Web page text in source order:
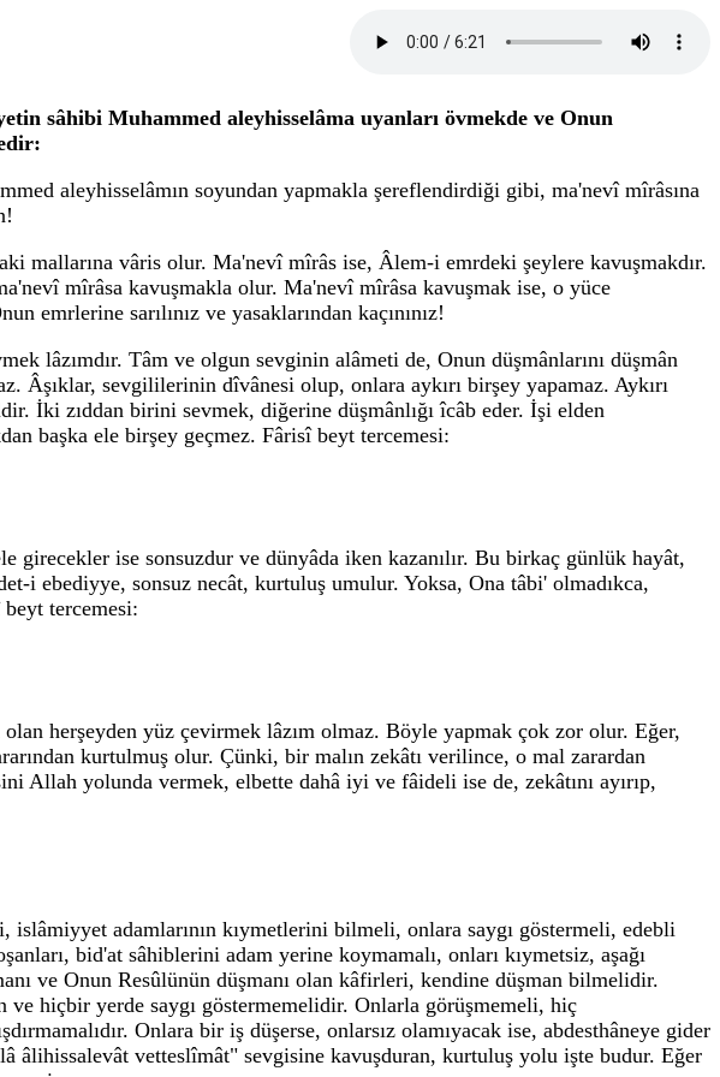
sâhibi Muhammed aleyhisselâma uyanları övmekde ve Onun
aleyhisselâmın soyundan yapmakla şereflendirdiği gibi, ma'nevî mîrâsına
mallarına vâris olur. Ma'nevî mîrâs ise, Âlem-i emrdeki şeylere kavuşmakdır.
mîrâsa kavuşmakla olur. Ma'nevî mîrâsa kavuşmak ise, o yüce
emrlerine sarılınız ve yasaklarından kaçınınız!
lâzımdır. Tâm ve olgun sevginin alâmeti de, Onun düşmânlarını düşmân
Âşıklar, sevgililerinin dîvânesi olup, onlara aykırı birşey yapamaz. Aykırı
İki zıddan birini sevmek, diğerine düşmânlığı îcâb eder. İşi elden
başka ele birşey geçmez. Fârisî beyt tercemesi:
girecekler ise sonsuzdur ve dünyâda iken kazanılır. Bu birkaç günlük hayât,
i ebediyye, sonsuz necât, kurtuluş umulur. Yoksa, Ona tâbi' olmadıkca,
tercemesi:
herşeyden yüz çevirmek lâzım olmaz. Böyle yapmak çok zor olur. Eğer,
kurtulmuş olur. Çünki, bir malın zekâtı verilince, o mal zarardan
Allah yolunda vermek, elbette dahâ iyi ve fâideli ise de, zekâtını ayırıp,
adamlarının kıymetlerini bilmeli, onlara saygı göstermeli, edebli
bid'at sâhiblerini adam yerine koymamalı, onları kıymetsiz, aşağı
ve Onun Resûlünün düşmanı olan kâfirleri, kendine düşman bilmelidir.
ve hiçbir yerde saygı göstermemelidir. Onlarla görüşmemeli, hiç
Onlara bir iş düşerse, onlarsız olamıyacak ise, abdesthâneye gider
âlihissalevât vetteslîmât" sevgisine kavuşduran, kurtuluş yolu işte budur. Eğer